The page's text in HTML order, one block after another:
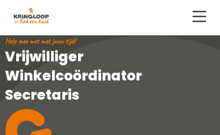
Kringloop
Red
een
kind
Help mee met met jouw tijd!
Vrijwilliger
Winkelcoördinator
Secretaris